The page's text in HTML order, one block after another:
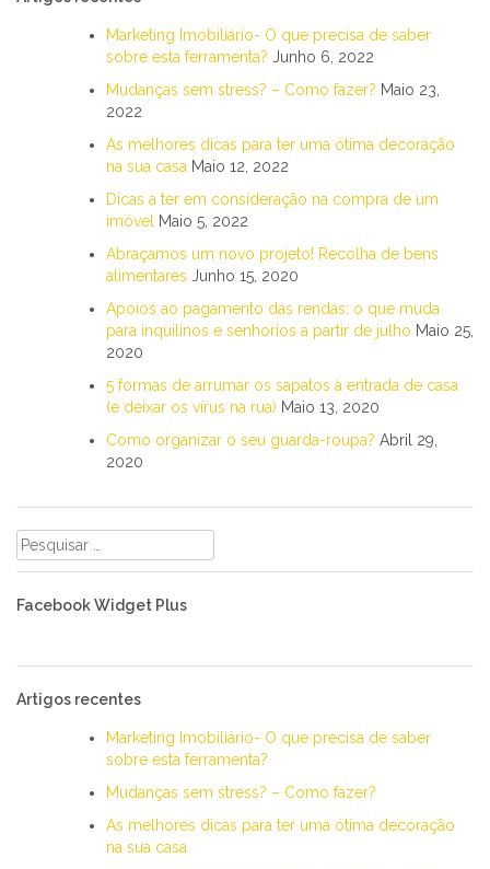
Marketing Imobiliário- O que precisa de saber
sobre esta ferramenta? Junho 6, 2022
Mudanças sem stress? – Como fazer? Maio 23,
2022
As melhores dicas para ter uma ótima decoração
na sua casa Maio 12, 2022
Dicas a ter em consideração na compra de um
imóvel
Maio 5, 2022
Abraçamos um novo projeto! Recolha de bens
alimentares Junho 15, 2020
Apoios ao pagamento das rendas: o que muda
para inquilinos e senhorios a partir de julho Maio 25,
2020
5 formas de arrumar os sapatos à entrada de casa
(e deixar os vírus na rua) Maio 13, 2020
Como organizar o seu guarda-roupa? Abril 29,
2020
Pesquisar
por:
Facebook Widget Plus
Artigos recentes
Marketing Imobiliário- O que precisa de saber
sobre esta ferramenta?
Mudanças sem stress? – Como fazer?
As melhores dicas para ter uma ótima decoração
na sua casa